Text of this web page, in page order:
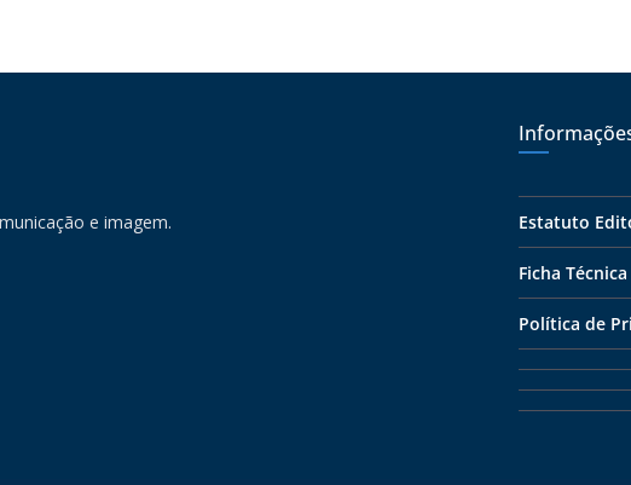
e imagem. Estatuto
Ficha Técnica
Política de